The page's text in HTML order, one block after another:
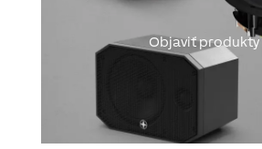
Objaviť produkty